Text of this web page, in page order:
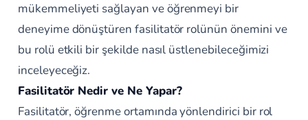
mükemmeliyeti sağlayan ve öğrenmeyi bir
deneyime dönüştüren fasilitatör rolünün önemini ve
bu rolü etkili bir şekilde nasıl üstlenebileceğimizi
inceleyeceğiz.
Fasilitatör Nedir ve Ne Yapar?
Fasilitatör, öğrenme ortamında yönlendirici bir rol